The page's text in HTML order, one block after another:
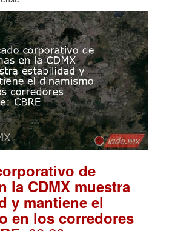
de
la CDMX muestra
y mantiene el
en los corredores